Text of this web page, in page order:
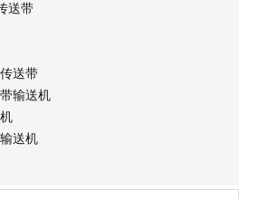
送带
送带
输送机
送机